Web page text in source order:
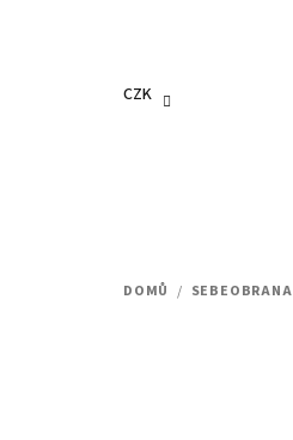
CZK
DOMŮ / SEBEOBRANA